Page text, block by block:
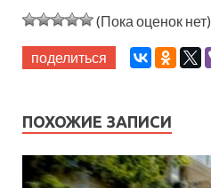
(Пока оценок нет)
поделиться
ПОХОЖИЕ ЗАПИСИ